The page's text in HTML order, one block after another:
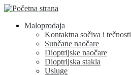
Maloprodaja
Kontaktna sočiva i tečnosti
Sunčane naočare
Dioptrijske naočare
Dioptrijska stakla
Usluge